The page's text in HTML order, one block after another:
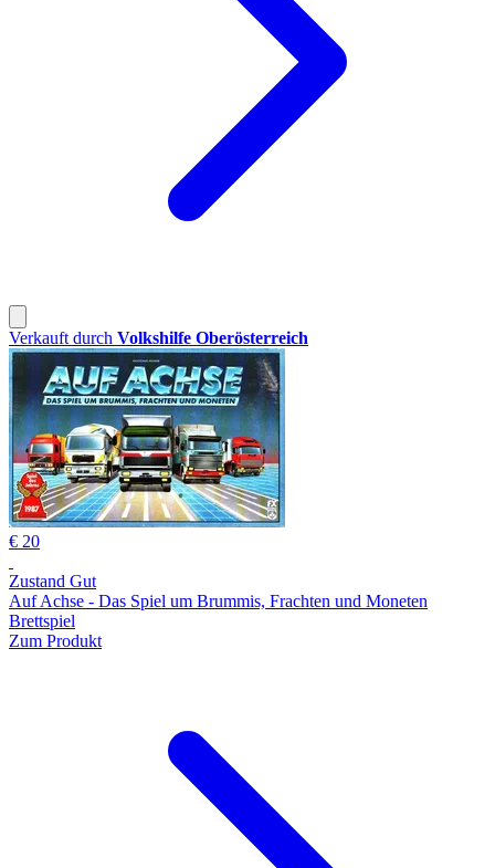
Verkauft durch Volkshilfe Oberösterreich
€ 20
Zustand Gut
Auf Achse - Das Spiel um Brummis, Frachten und Moneten
Brettspiel
Zum Produkt